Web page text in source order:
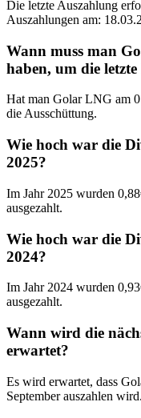
Die letzte Auszahlung
Auszahlungen am:
Wann muss man
haben, um die
Hat man Golar LNG am
die Ausschüttung.
Wie hoch war die
2025?
Im Jahr 2025 wurden
ausgezahlt.
Wie hoch war die
2024?
Im Jahr 2024 wurden
ausgezahlt.
Wann wird die
erwartet?
Es wird erwartet, dass
September auszahlen wird.